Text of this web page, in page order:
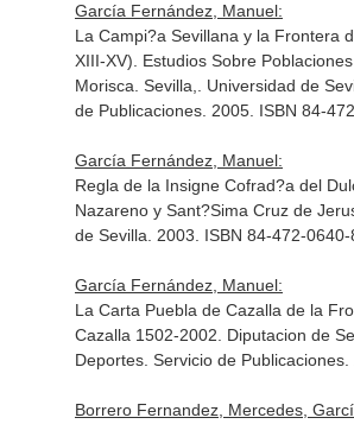
García Fernández, Manuel:
La Campi?a Sevillana y la Frontera
XIII-XV). Estudios Sobre
Morisca. Sevilla,. Universidad de
de Publicaciones. 2005. ISBN 84-
García Fernández, Manuel:
Regla de la Insigne Cofrad?a del
Nazareno y Sant?Sima Cruz de
de Sevilla. 2003. ISBN 84-472-0640-
García Fernández, Manuel:
La Carta Puebla de Cazalla de la
Cazalla 1502-2002. Diputacion de
Deportes. Servicio de Publicaciones.
Borrero Fernandez, Mercedes,